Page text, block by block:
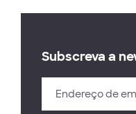
Subscreva a